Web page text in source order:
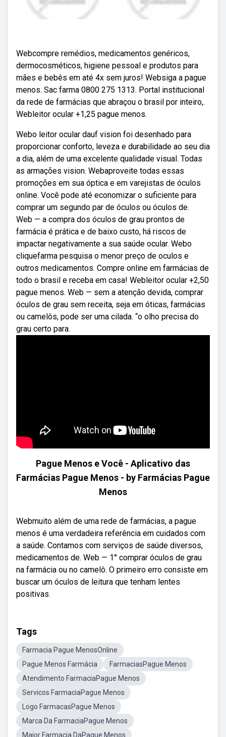
Webcompre remédios, medicamentos genéricos,
dermocosméticos, higiene pessoal e produtos para
mães e bebês em até 4x sem juros! Websiga a pague
menos. Sac farma 0800 275 1313. Portal institucional
da rede de farmácias que abraçou o brasil por inteiro,.
Webleitor ocular +1,25 pague menos.
Webo leitor ocular dauf vision foi desenhado para
proporcionar conforto, leveza e durabilidade ao seu dia
a dia, além de uma excelente qualidade visual. Todas
as armações vision. Webaproveite todas essas
promoções em sua óptica e em varejistas de óculos
online. Você pode até economizar o suficiente para
comprar um segundo par de óculos ou óculos de.
Web — a compra dos óculos de grau prontos de
farmácia é prática e de baixo custo, há riscos de
impactar negativamente a sua saúde ocular. Webo
cliquefarma pesquisa o menor preço de oculos e
outros medicamentos. Compre online em farmácias de
todo o brasil e receba em casa! Webleitor ocular +2,50
pague menos. Web — sem a atenção devida, comprar
óculos de grau sem receita, seja em óticas, farmácias
ou camelôs, pode ser uma cilada. “o olho precisa do
grau certo para.
Pague Menos e Você - Aplicativo das
Farmácias Pague Menos - by Farmácias Pague
Menos
Webmuito além de uma rede de farmácias, a pague
menos é uma verdadeira referência em cuidados com
a saúde. Contamos com serviços de saúde diversos,
medicamentos de. Web — 1° comprar óculos de grau
na farmácia ou no camelô. O primeiro erro consiste em
buscar um óculos de leitura que tenham lentes
positivas.
Tags
Farmacia Pague MenosOnline
Pague Menos Farmácia
FarmaciasPague Menos
Atendimento FarmaciaPague Menos
Servicos FarmaciaPague Menos
Logo FarmacasPague Menos
Marca Da FarmaciaPague Menos
Maior Farmacia DaPague Menos